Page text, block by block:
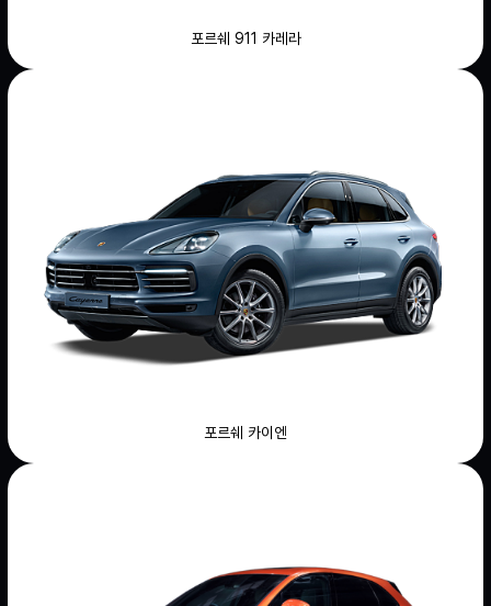
포르쉐 911 카레라
포르쉐 카이엔